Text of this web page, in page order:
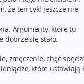
że ten cykl jeszcze nie
Argumenty, które tu
dobrze się stało.
zmęczenie, chęć
które ustawiają